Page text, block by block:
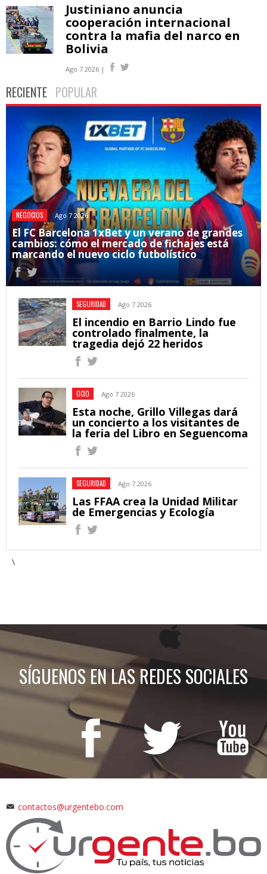
Justiniano anuncia
cooperación internacional
contra la mafia del narco en
Bolivia
Ago 7 2026 |
RECIENTE POPULAR
NEGOCIOS Ago 7 2026
El FC Barcelona 1xBet y un verano de grandes
cambios: cómo el mercado de fichajes está
marcando el nuevo ciclo futbolístico
SEGURIDAD Ago 7 2026
El incendio en Barrio Lindo fue
controlado finalmente, la
tragedia dejó 22 heridos
OCIO Ago 7 2026
Esta noche, Grillo Villegas dará
un concierto a los visitantes de
la feria del Libro en Seguencoma
SEGURIDAD Ago 7 2026
Las FFAA crea la Unidad Militar
de Emergencias y Ecología
\
SÍGUENOS EN LAS REDES SOCIALES
contactos@urgentebo.com